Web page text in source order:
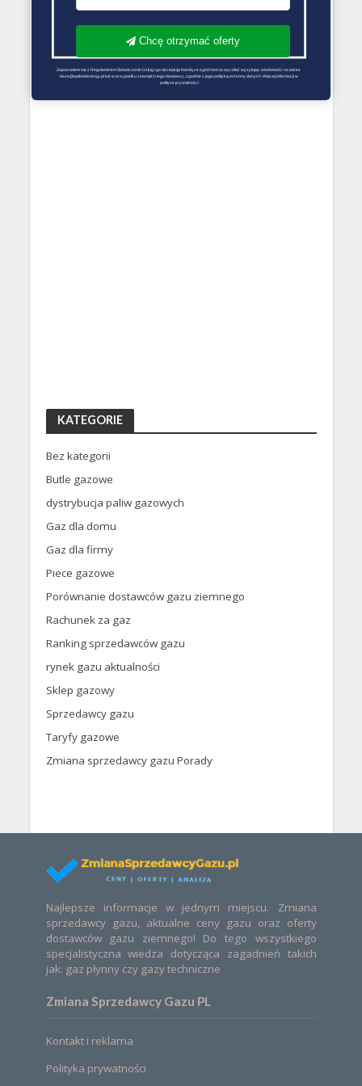
KATEGORIE
Bez kategorii
Butle gazowe
dystrybucja paliw gazowych
Gaz dla domu
Gaz dla firmy
Piece gazowe
Porównanie dostawców gazu ziemnego
Rachunek za gaz
Ranking sprzedawców gazu
rynek gazu aktualności
Sklep gazowy
Sprzedawcy gazu
Taryfy gazowe
Zmiana sprzedawcy gazu Porady
Najlepsze informacje w jednym miejscu. Zmiana
sprzedawcy gazu, aktualne ceny gazu oraz oferty
dostawców gazu ziemnego! Do tego wszystkiego
specjalistyczna wiedza dotycząca zagadnień takich
jak: gaz płynny czy gazy techniczne
Zmiana Sprzedawcy Gazu PL
Kontakt i reklama
Polityka prywatności
Chcę otrzymać oferty
Zapoznałem się z Regulaminem Świadczenie Usług i go akceptuję Każdą ze zgód można wycofać wysyłając wiadomość na adres
biuro@optimalenergy.pl lub w przypadku zewnętrznego dostawcy, zgodnie z jego polityką ochrony danych. Więcej informacji w
polityce prywatności